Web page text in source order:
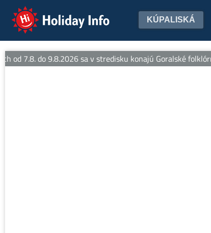
Holiday Info KÚPALISKÁ
7.8. do 9.8.2026 sa v stredisku konajú Goralské